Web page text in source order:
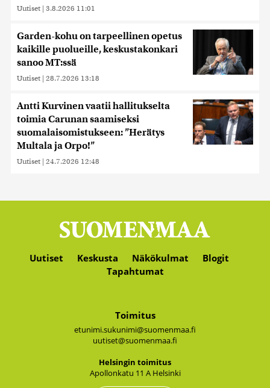
Uutiset | 3.8.2026 11:01
Garden-kohu on tarpeellinen opetus
kaikille puolueille, keskustakonkari
sanoo MT:ssä
Uutiset | 28.7.2026 13:18
Antti Kurvinen vaatii hallitukselta
toimia Carunan saamiseksi
suomalaisomistukseen: ”Herätys
Multala ja Orpo!”
Uutiset | 24.7.2026 12:48
Uutiset Keskusta Näkökulmat
Blogit
Tapahtumat
Toimitus
etunimi.sukunimi@suomenmaa.fi
uutiset@suomenmaa.fi
Hel­sin­gin toi­mi­tus
Apol­lon­ka­tu 11 A Hel­sin­ki